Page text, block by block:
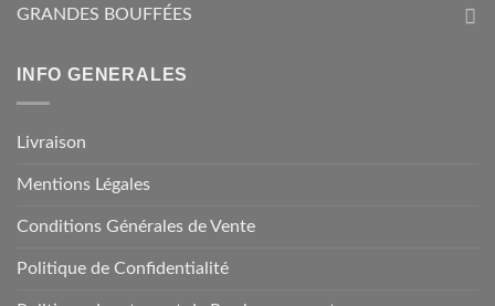
GRANDES BOUFFÉES
INFO GENERALES
Livraison
Mentions Légales
Conditions Générales de Vente
Politique de Confidentialité